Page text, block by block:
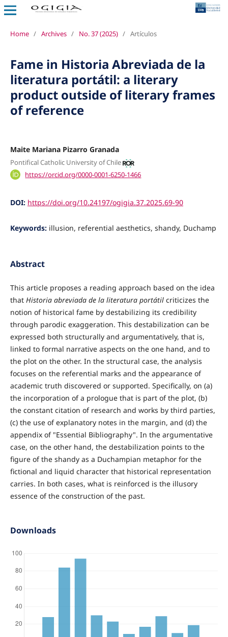
Home / Archives / No. 37 (2025) / Artículos
Fame in Historia Abreviada de la
literatura portátil: a literary
product outside of literary frames
of reference
Maite Mariana Pizarro Granada
Pontifical Catholic University of Chile
https://orcid.org/0000-0001-6250-1466
DOI: https://doi.org/10.24197/ogigia.37.2025.69-90
Keywords: illusion, referential aesthetics, shandy, Duchamp
Abstract
This article proposes a reading approach based on the idea
that Historia abreviada de la literatura portátilcriticizes the
notion of historical fame by destabilizing its credibility
through parodic exaggeration. This destabilization can be
expressed both structurally and argumentatively, that is,
linked to formal narrative aspects on the one hand, and to
the plot on the other. In the structural case, the analysis
focuses on the referential marks and the appearance of
academic truth discovered or supported. Specifically, on (a)
the incorporation of a prologue that is part of the plot, (b)
the constant citation of research and works by third parties,
(c) the use of explanatory notes in the margin, and (d) the
appendix of "Essential Bibliography". In the argumentative
case, on the other hand, the destabilization points to the
figure of the shandy as a Duchampian metaphor for the
fictional and liquid character that historical representation
carries. In both cases, what is reinforced is the illusory
essence of the construction of the past.
Downloads